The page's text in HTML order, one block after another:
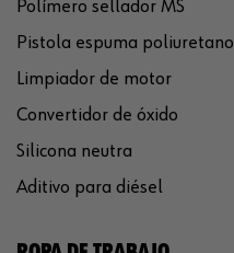
Polímero sellador MS
Pistola espuma poliuretano
Limpiador de motor
Convertidor de óxido
Silicona neutra
Aditivo para diésel